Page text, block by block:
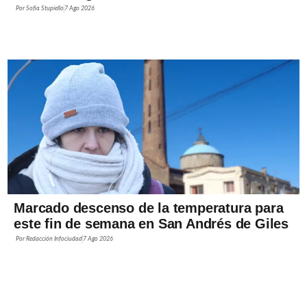
PorSofía Stupiello 7 Ago 2026
Marcado descenso de la temperatura para
este fin de semana en San Andrés de Giles
PorRedacción Infociudad 7 Ago 2026